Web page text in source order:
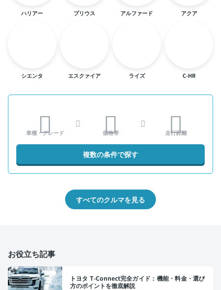
ハリアー プリウス アルファード アクア
シエンタ エスクァイア ライズ C-HR
車種・グレード 価格帯 走行距離
複数の条件で探す
すべてのクルマを見る
お役立ち記事
トヨタ T-Connect完全ガイド：機能・料金・選び
方のポイントを徹底解説